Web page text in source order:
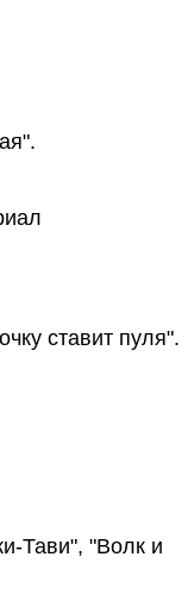
ставит пуля".
Тави", "Волк и